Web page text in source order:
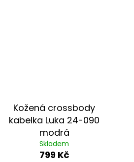
Kožená crossbody
kabelka Luka 24-090
modrá
Skladem
799 Kč